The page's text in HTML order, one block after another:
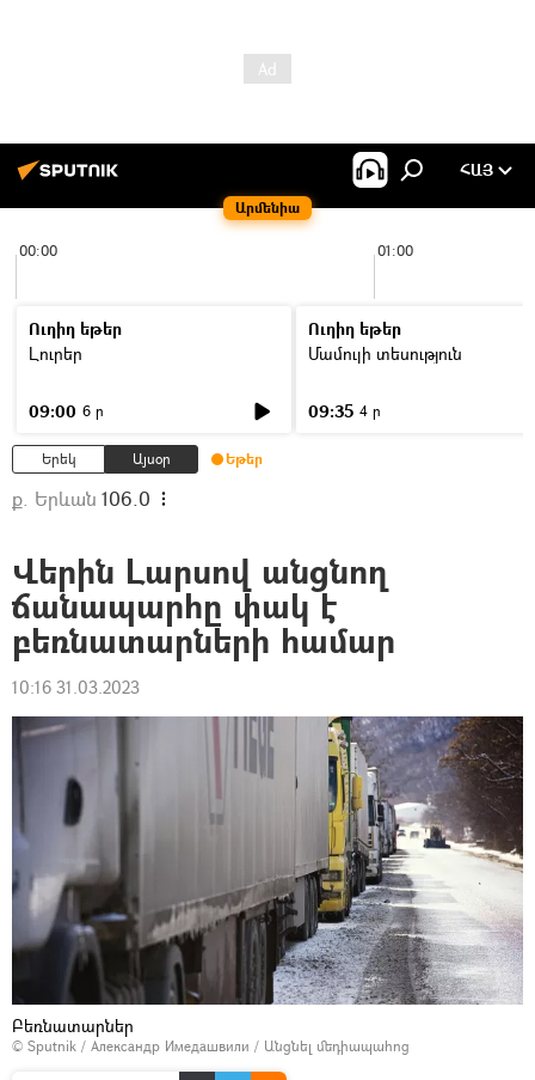
Արմենիա
ՀԱՅ
00:00 01:00
Ուղիղ եթեր
Լուրեր
09:00 6 ր
Ուղիղ եթեր
Մամուլի տեսություն
09:35 4 ր
Երեկ Այսօր Եթեր
ք. Երևան 106.0
Վերին Լարսով անցնող
ճանապարհը փակ է
բեռնատարների համար
10:16 31.03.2023
Բեռնատարներ
© Sputnik / Александр Имедашвили / Անցնել մեդիապահոց